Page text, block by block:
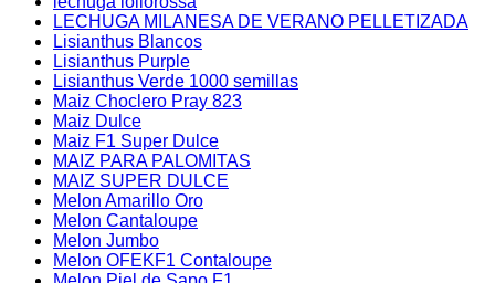
LECHUGA MILANESA DE VERANO PELLETIZADA
Lisianthus Blancos
Lisianthus Purple
Lisianthus Verde 1000 semillas
Maiz Choclero Pray 823
Maiz Dulce
Maiz F1 Super Dulce
MAIZ PARA PALOMITAS
MAIZ SUPER DULCE
Melon Amarillo Oro
Melon Cantaloupe
Melon Jumbo
Melon OFEKF1 Contaloupe